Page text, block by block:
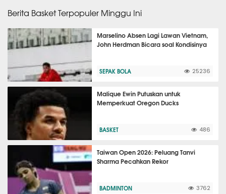
Berita Basket Terpopuler Minggu Ini
Marselino Absen Lagi Lawan Vietnam,
John Herdman Bicara soal Kondisinya
SEPAK BOLA 25236
Malique Ewin Putuskan untuk
Memperkuat Oregon Ducks
BASKET 486
Taiwan Open 2026: Peluang Tanvi
Sharma Pecahkan Rekor
BADMINTON 3762